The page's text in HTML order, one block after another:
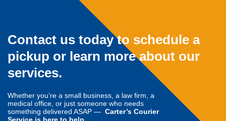
Contact us today to schedule a
pickup or learn more about our
services.
Whether you’re a small business, a law firm, a
medical office, or just someone who needs
something delivered ASAP — Carter’s Courier